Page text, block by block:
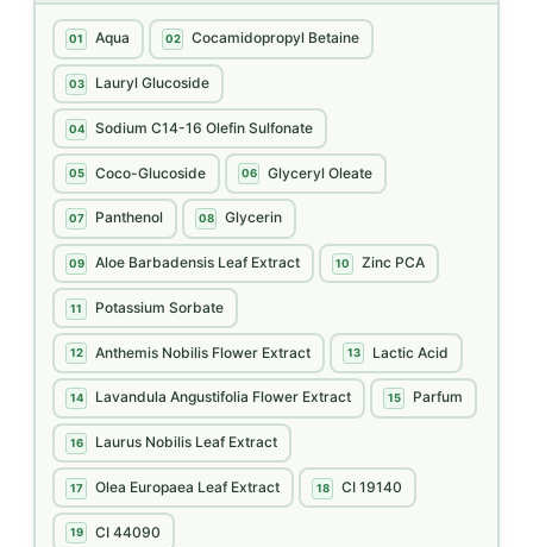
01 Aqua 02 Cocamidopropyl Betaine
03 Lauryl Glucoside
04 Sodium C14-16 Olefin Sulfonate
05 Coco-Glucoside 06 Glyceryl Oleate
07 Panthenol 08 Glycerin
09 Aloe Barbadensis Leaf Extract 10 Zinc PCA
11 Potassium Sorbate
12 Anthemis Nobilis Flower Extract 13 Lactic Acid
14 Lavandula Angustifolia Flower Extract 15 Parfum
16 Laurus Nobilis Leaf Extract
17 Olea Europaea Leaf Extract 18 CI 19140
19 CI 44090